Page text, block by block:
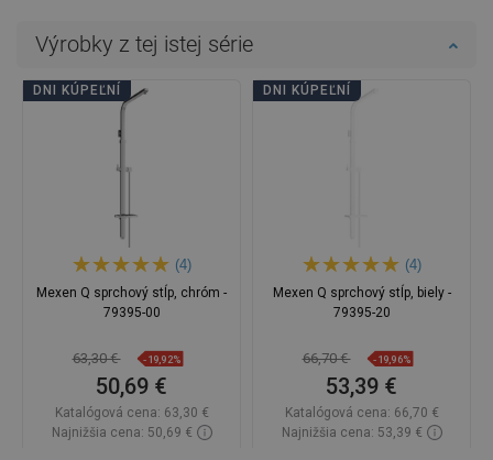
Výrobky z tej istej série
DNI KÚPEĽNÍ
(4)
Mexen Q sprchový stĺp, chróm -
79395-00
63,30 € -19,92%
50,69 €
Katalógová cena: 63,30 €
Najnižšia cena: 50,69 €
DNI KÚPEĽNÍ
(4)
Mexen Q sprchový stĺp, biely -
79395-20
66,70 € -19,96%
53,39 €
Katalógová cena: 66,70 €
Najnižšia cena: 53,39 €